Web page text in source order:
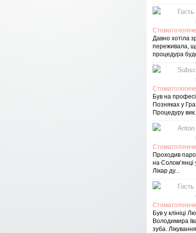
Гость
Давно хотіла
переживала,
процедура
Був на
Позняках у
Процедуру
Anton
Проходив
на Солом’янці
Лікар ду...
Гость
Був у клініці
Володимира
зуба.